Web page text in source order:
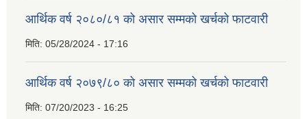
आर्थिक वर्ष २०८०/८१ को असार सम्मको खर्चको फाटवारी
मिति: 05/28/2024 - 17:16
आर्थिक वर्ष २०७९/८० को असार सम्मको खर्चको फाटवारी
मिति: 07/20/2023 - 16:25